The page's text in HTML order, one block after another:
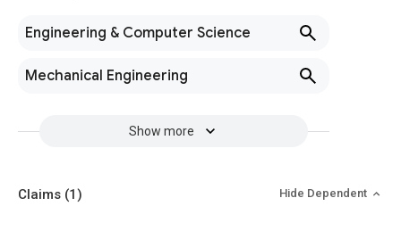
Engineering & Computer Science
Mechanical Engineering
Show more
Claims (1) Hide Dependent